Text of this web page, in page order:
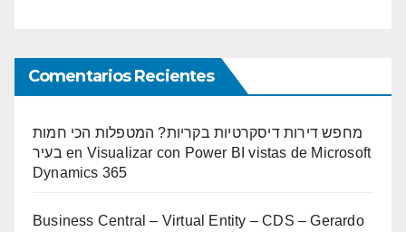
Comentarios Recientes
מחפש דירות דיסקרטיות בקריות? המטפלות הכי חמות
בעיר en Visualizar con Power BI vistas de Microsoft
Dynamics 365
Business Central – Virtual Entity – CDS – Gerardo